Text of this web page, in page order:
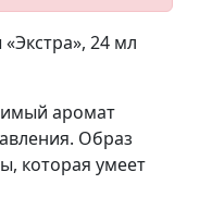
24 мл
аромат
Образ
которая умеет